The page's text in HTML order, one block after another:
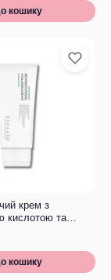
кошику
крем з
кислотою та
Bio
Cream
кошику